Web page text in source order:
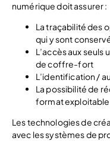
numérique doit assurer :
La traçabilité des
qui y sont
L’accès aux seuls
de coffre-fort
L’identification /
La possibilité de
format exploitable
Les technologies de
avec les systèmes de